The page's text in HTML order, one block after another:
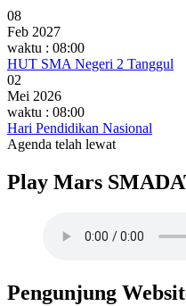
08
Feb 2027
waktu : 08:00
HUT SMA Negeri 2 Tanggul
02
Mei 2026
waktu : 08:00
Hari Pendidikan Nasional
Agenda telah lewat
Play Mars
Pengunjung